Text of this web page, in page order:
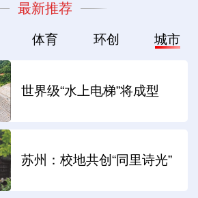
最新推荐
体育 环创 城市
世界级“水上电梯”将成型
苏州：校地共创“同里诗光”